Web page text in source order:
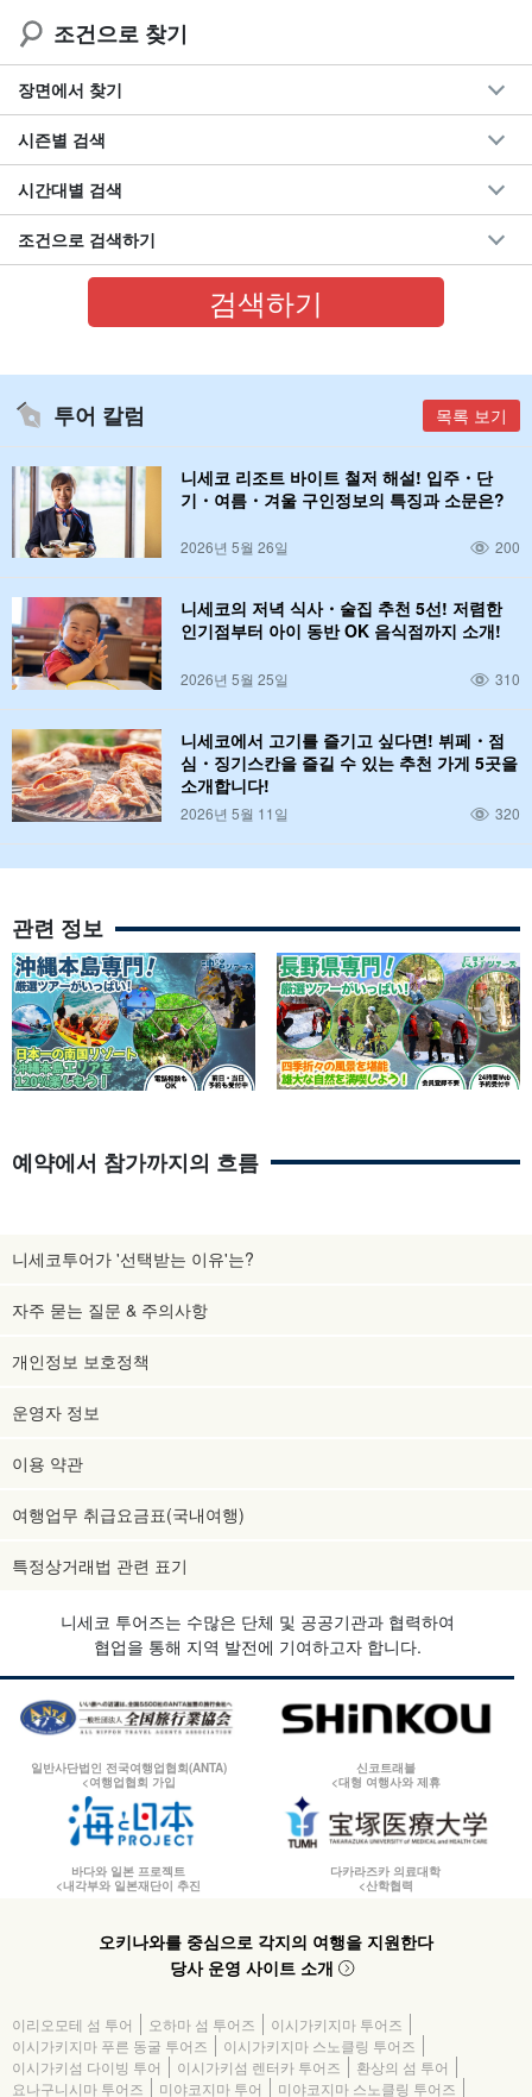
조건으로 찾기
장면에서 찾기
시즌별 검색
시간대별 검색
조건으로 검색하기
투어 칼럼 목록 보기
니세코 리조트 바이트 철저 해설! 입주・단
기・여름・겨울 구인정보의 특징과 소문은?
2026년 5월 26일 200
니세코의 저녁 식사・술집 추천 5선! 저렴한
인기점부터 아이 동반 OK 음식점까지 소개!
2026년 5월 25일 310
니세코에서 고기를 즐기고 싶다면! 뷔페・점
심・징기스칸을 즐길 수 있는 추천 가게 5곳을
소개합니다!
2026년 5월 11일 320
관련 정보
예약에서 참가까지의 흐름
니세코투어가 '선택받는 이유'는?
자주 묻는 질문 & 주의사항
개인정보 보호정책
운영자 정보
이용 약관
여행업무 취급요금표(국내여행)
특정상거래법 관련 표기
니세코 투어즈는 수많은 단체 및 공공기관과 협력하여
협업을 통해 지역 발전에 기여하고자 합니다.
일반사단법인 전국여행업협회(ANTA)
<여행업협회 가입
신코트래블
<대형 여행사와 제휴
바다와 일본 프로젝트
<내각부와 일본재단이 추진
다카라즈카 의료대학
<산학협력
오키나와를 중심으로 각지의 여행을 지원한다
당사 운영 사이트 소개
이리오모테 섬 투어 오하마 섬 투어즈
이시가키지마 투어즈
이시가키지마 푸른 동굴 투어즈
이시가키지마 스노클링 투어즈
이시가키섬 다이빙 투어
이시가키섬 렌터카 투어즈
환상의 섬 투어
요나구니시마 투어즈
미야코지마 투어 미야코지마 스노클링 투어즈